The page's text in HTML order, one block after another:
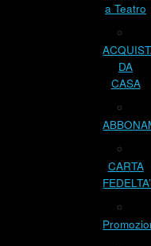
a Teatro
DA
CASA
CARTA
FEDELTA’